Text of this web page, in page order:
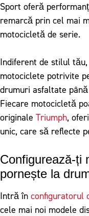
Sport oferă
remarcă prin cel mai
motocicletă de serie.
Indiferent de stilul
motociclete potrivite
drumuri asfaltate
Fiecare motocicletă
originale Triumph,
unic, care să reflecte
Configurează-ți
pornește la
Intră în configuratorul
cele mai noi modele